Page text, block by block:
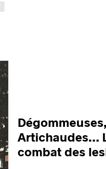
Artichaudes…
combat des